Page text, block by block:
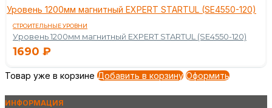
Уровень 1200мм магнитный EXPERT STARTUL (SE4550-120)
СТРОИТЕЛЬНЫЕ УРОВНИ
Уровень 1200мм магнитный EXPERT STARTUL (SE4550-120)
1690 ₽
Товар уже в корзине Добавить в корзину Оформить
ИНФОРМАЦИЯ